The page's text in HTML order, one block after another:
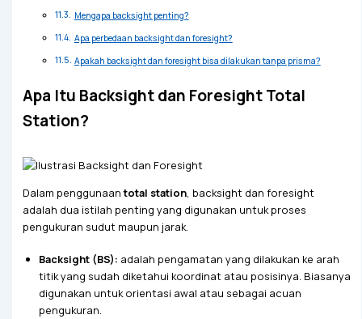
Mengapa backsight penting?
Apa perbedaan backsight dan foresight?
Apakah backsight dan foresight bisa dilakukan tanpa prisma?
Apa Itu Backsight dan Foresight Total
Station?
Dalam penggunaantotal station, backsight dan foresight
adalah dua istilah penting yang digunakan untuk proses
pengukuran sudut maupun jarak.
Backsight (BS): adalah pengamatan yang dilakukan ke arah
titik yang sudah diketahui koordinat atau posisinya. Biasanya
digunakan untuk orientasi awal atau sebagai acuan
pengukuran.